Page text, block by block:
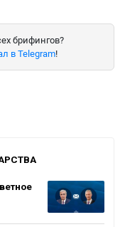
брифингов?
в Telegram!